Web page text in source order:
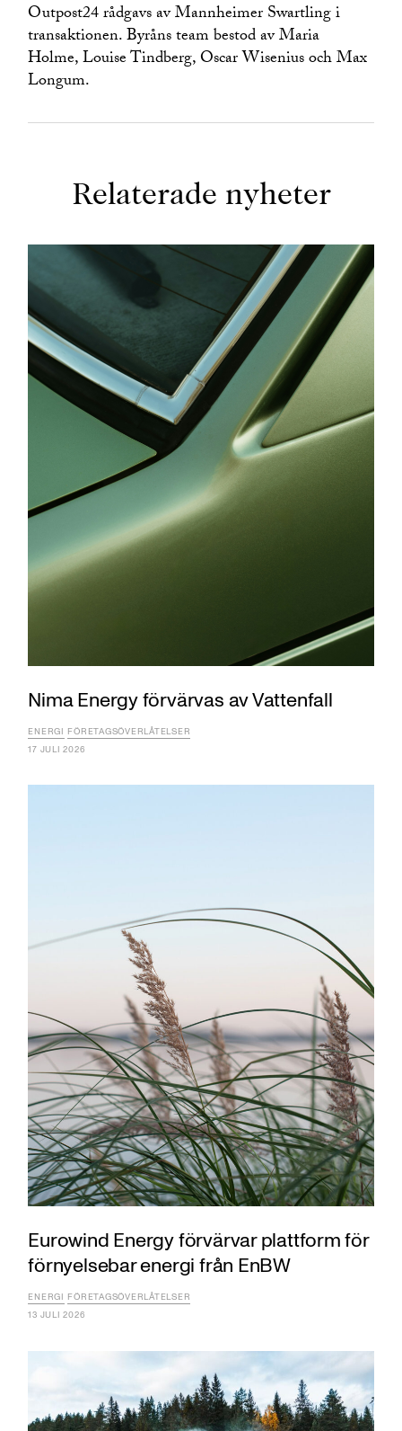
Outpost24 rådgavs av Mannheimer Swartling i
transaktionen. Byråns team bestod av Maria
Holme, Louise Tindberg, Oscar Wisenius och Max
Longum.
Relaterade nyheter
Nima Energy förvärvas av Vattenfall
ENERGI FÖRETAGSÖVERLÅTELSER
17 JULI 2026
Eurowind Energy förvärvar plattform för
förnyelsebar energi från EnBW
ENERGI FÖRETAGSÖVERLÅTELSER
13 JULI 2026